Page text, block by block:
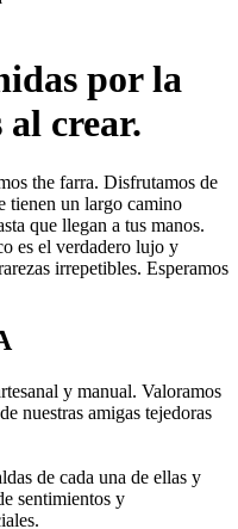
por la
crear.
the farra. Disfrutamos de
tienen un largo camino
que llegan a tus manos.
es el verdadero lujo y
irrepetibles. Esperamos
y manual. Valoramos
nuestras amigas tejedoras
de cada una de ellas y
sentimientos y